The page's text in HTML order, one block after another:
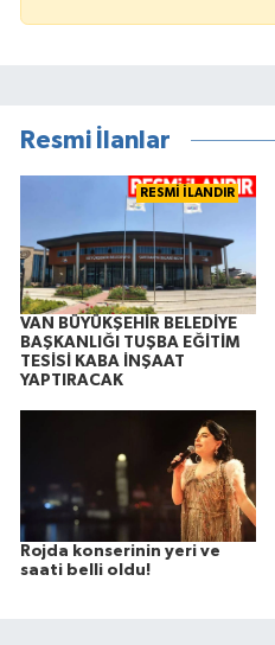
Resmi İlanlar
RESMİ İLANDIR
VAN BÜYÜKŞEHİR BELEDİYE
BAŞKANLIĞI TUŞBA EĞİTİM
TESİSİ KABA İNŞAAT
YAPTIRACAK
Rojda konserinin yeri ve
saati belli oldu!